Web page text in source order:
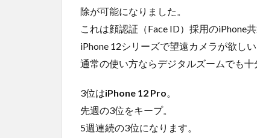
除が可能になりました。
これは顔認証（Face ID）採用のiPhone共
iPhone 12シリーズで望遠カメラが欲し
通常の使い方ならデジタルズームでも十
3位はiPhone 12 Pro
先週の3位をキープ。
5週連続の3位になります。